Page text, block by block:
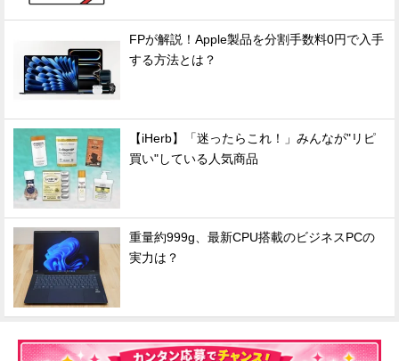
FPが解説！Apple製品を分割手数料0円で入手
する方法とは？
【iHerb】「迷ったらこれ！」みんなが"リピ
買い"している人気商品
重量約999g、最新CPU搭載のビジネスPCの
実力は？